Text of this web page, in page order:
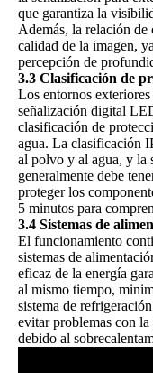
que garantiza la
Además, la relación de
calidad de la imagen,
percepción de
3.3 Clasificación de
Los entornos
señalización digital
clasificación de
agua. La clasificación
al polvo y al agua, y la
generalmente debe
proteger los
5 minutos para
3.4 Sistemas de
El funcionamiento
sistemas de
eficaz de la energía
al mismo tiempo,
sistema de
evitar problemas con
debido al